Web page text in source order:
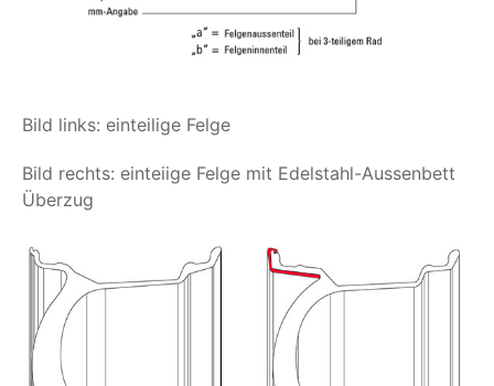
Bild links: einteilige Felge
Bild rechts: einteiige Felge mit Edelstahl-Aussenbett
Überzug